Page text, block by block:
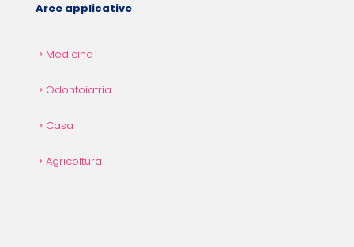
Aree applicative
Medicina
Odontoiatria
Casa
Agricoltura